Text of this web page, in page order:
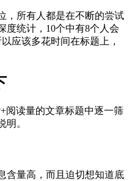
，所有人都是在不断的尝试
度统计，10个中有8个人会
应该多花时间在标题上，
阅读量的文章标题中逐一筛
明。
含量高，而且迫切想知道底